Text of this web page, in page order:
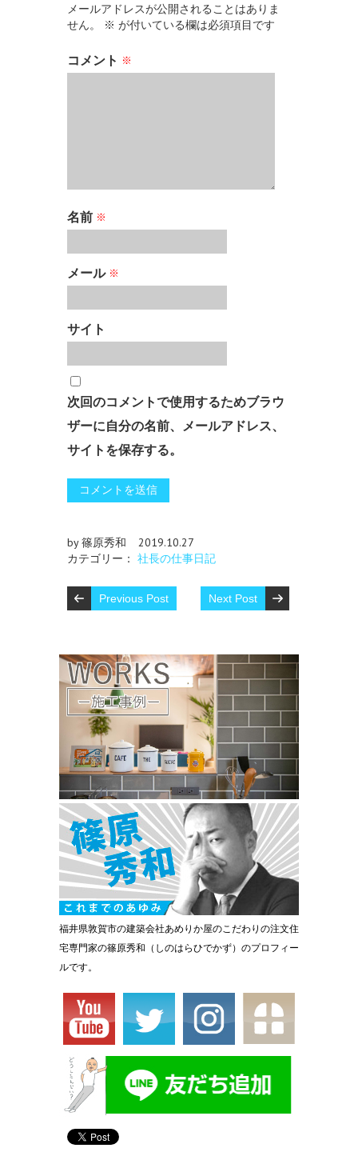
メールアドレスが公開されることはありま
せん。
※ が付いている欄は必須項目です
コメント ※
名前 ※
メール ※
サイト
次回のコメントで使用するためブラウ
ザーに自分の名前、メールアドレス、
サイトを保存する。
by 篠原秀和
2019.10.27
カテゴリー： 社長の仕事日記
Previous Post Next Post
福井県敦賀市の建築会社あめりか屋のこだわりの注文住
宅専門家の篠原秀和（しのはらひでかず）のプロフィー
ルです。